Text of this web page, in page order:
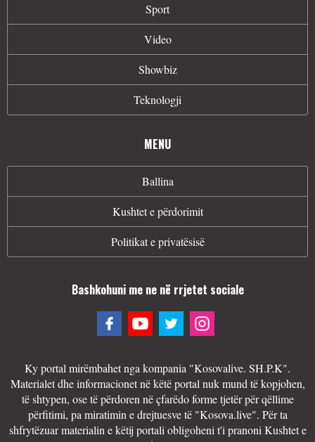
Sport
Video
Showbiz
Teknologji
MENU
Ballina
Kushtet e përdorimit
Politikat e privatësisë
Bashkohuni me ne në rrjetet sociale
Ky portal mirëmbahet nga kompania "Kosovalive. SH.P.K".
Materialet dhe informacionet në këtë portal nuk mund të kopjohen,
të shtypen, ose të përdoren në çfarëdo forme tjetër për qëllime
përfitimi, pa miratimin e drejtuesve të "Kosova.live". Për ta
shfrytëzuar materialin e këtij portali obligoheni t'i pranoni Kushtet e